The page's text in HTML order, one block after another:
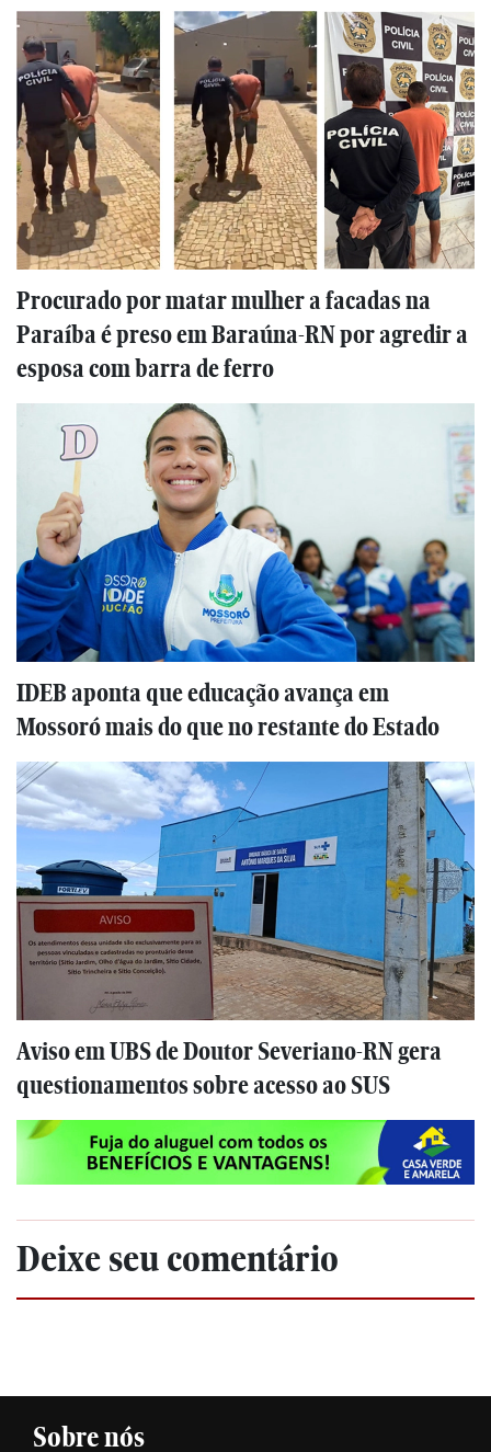
Procurado por matar mulher a facadas na
Paraíba é preso em Baraúna-RN por agredir a
esposa com barra de ferro
IDEB aponta que educação avança em
Mossoró mais do que no restante do Estado
Aviso em UBS de Doutor Severiano-RN gera
questionamentos sobre acesso ao SUS
Deixe seu comentário
Sobre nós